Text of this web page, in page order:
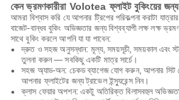
কেন ভ্রমণকারীরা Volotea ফ্লাইট বুকিংয়ের
আমরা বিশ্বাস করি যে আপনার ট্রিপের পরিকল্পনা করাটা
বাজেট-বান্ধব বুকিং অভিজ্ঞতার জন্য বিশ্বব্যাপী লক্ষ লক্ষ
সাথে বুকিং করলে আপনি যা যা পাবেন:
দ্রুত ও সহজ অনুসন্ধান: মূল্য, সময়সূচী, সময়কাল এবং
তুলনা করুন — সবকিছু একটি মাত্র সার্চে।
সহজ অ্যাড-অন: চেকড ব্যাগেজ যোগ করুন, আপনার সিট
আপনার ফ্লাইটের জন্য ট্রাভেল ইন্স্যুরেন্স নিন।
ক্লাস ফেয়ার অপশন: একটু অতিরিক্ত বিলাসবহুল